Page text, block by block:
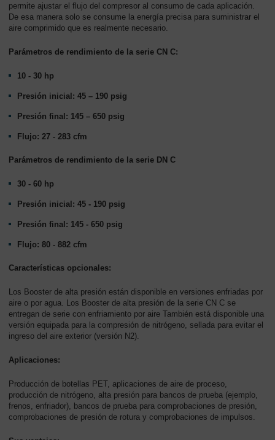
permite ajustar el flujo del compresor al consumo de cada aplicación.
De esa manera solo se consume la energía precisa para suministrar el
aire comprimido que es realmente necesario.
Parámetros de rendimiento de la serie CN C:
10 - 30 hp
Presión inicial: 45 – 190 psig
Presión final: 145 – 650 psig
Flujo: 27 - 283 cfm
Parámetros de rendimiento de la serie DN C
30 - 60 hp
Presión inicial: 45 - 190 psig
Presión final: 145 - 650 psig
Flujo: 80 - 882 cfm
Características opcionales:
Los Booster de alta presión están disponible en versiones enfriadas por
aire o por agua. Los Booster de alta presión de la serie CN C se
entregan de serie con enfriamiento por aire También está disponible una
versión equipada para la compresión de nitrógeno, sellada para evitar el
ingreso del aire exterior (versión N2).
Aplicaciones:
Producción de botellas PET, aplicaciones de aire de proceso,
producción de nitrógeno, alta presión para bancos de prueba (ejemplo,
frenos, enfriador), bancos de prueba para comprobaciones de presión,
comprobaciones de presión de rotura y comprobaciones de impulsos.